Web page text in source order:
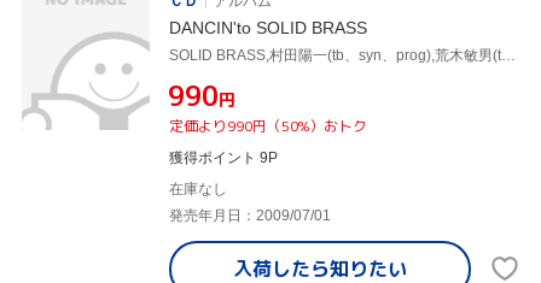
DANCIN'to SOLID BRASS
SOLID BRASS,村田陽一(tb、syn、prog),荒木敏男(tp),エリック宮城(tp),菅坡雅彦(tp),本田雅人(sax),竹野昌邦(sax),山本拓夫(as、bs、ts)
¥990円
定価より990円（50%）おトク
獲得ポイント 9P
在庫なし
発売年月日：2009/07/01
入荷したら知りたい